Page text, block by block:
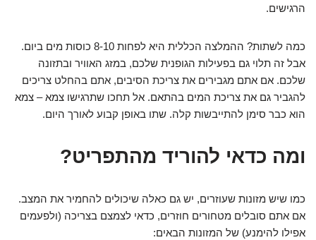
הרגישים.
כמה לשתות? ההמלצה הכללית היא לפחות 8-10 כוסות מים ביום.
אבל זה תלוי גם בפעילות הגופנית שלכם, במזג האוויר ובתזונה
שלכם. אם אתם מגבירים את צריכת הסיבים, אתם בהחלט צריכים
להגביר גם את צריכת המים בהתאם. אל תחכו שתרגישו צמא – צמא
הוא כבר סימן להתייבשות קלה. שתו באופן קבוע לאורך היום.
ומה כדאי להוריד מהתפריט?
כמו שיש מזונות שעוזרים, יש גם כאלה שיכולים להחמיר את המצב.
אם אתם סובלים מטחורים חוזרים, כדאי לצמצם בצריכה (ולפעמים
אפילו להימנע) של המזונות הבאים: